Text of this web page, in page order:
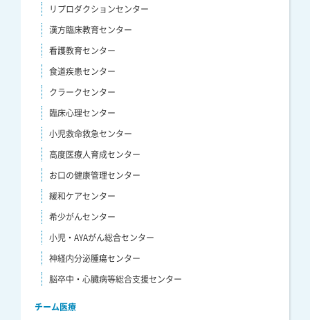
リプロダクションセンター
漢方臨床教育センター
看護教育センター
食道疾患センター
クラークセンター
臨床心理センター
小児救命救急センター
高度医療人育成センター
お口の健康管理センター
緩和ケアセンター
希少がんセンター
小児・AYAがん総合センター
神経内分泌腫瘍センター
脳卒中・心臓病等総合支援センター
チーム医療